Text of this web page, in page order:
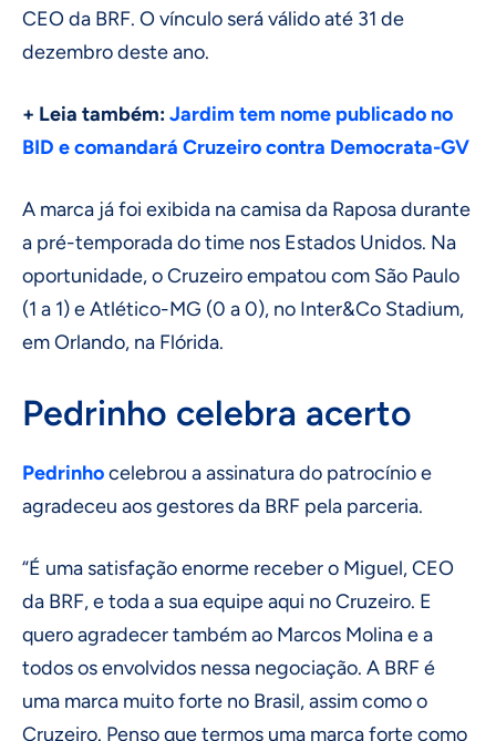
CEO da BRF. O vínculo será válido até 31 de
dezembro deste ano.
+ Leia também:Jardim tem nome publicado no
BID e comandará Cruzeiro contra Democrata-GV
A marca já foi exibida na camisa da Raposa durante
a pré-temporada do time nos Estados Unidos. Na
oportunidade, o Cruzeiro empatou com São Paulo
(1 a 1) e Atlético-MG (0 a 0), no Inter&Co Stadium,
em Orlando, na Flórida.
Pedrinho celebra acerto
Pedrinhocelebrou a assinatura do patrocínio e
agradeceu aos gestores da BRF pela parceria.
“É uma satisfação enorme receber o Miguel, CEO
da BRF, e toda a sua equipe aqui no Cruzeiro. E
quero agradecer também ao Marcos Molina e a
todos os envolvidos nessa negociação. A BRF é
uma marca muito forte no Brasil, assim como o
Cruzeiro. Penso que termos uma marca forte como